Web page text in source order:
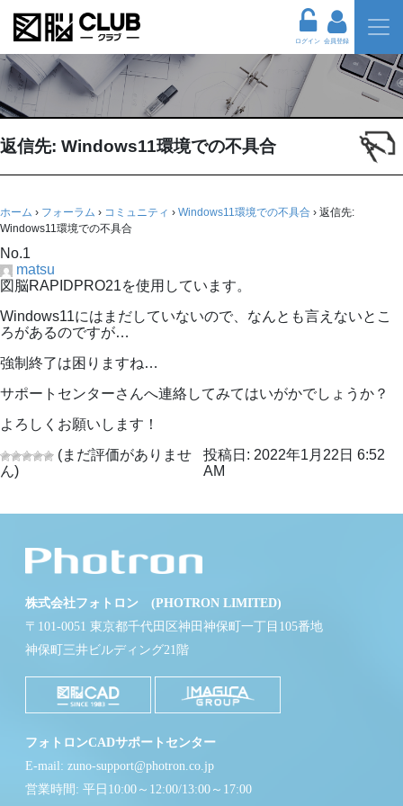
ログイン 会員登録
返信先: Windows11環境での不具合
ホーム › フォーラム › コミュニティ › Windows11環境での不具合 › 返信先:
Windows11環境での不具合
No.1
matsu
図脳RAPIDPRO21を使用しています。
Windows11にはまだしていないので、なんとも言えないとこ
ろがあるのですが…
強制終了は困りますね…
サポートセンターさんへ連絡してみてはいがかでしょうか？
よろしくお願いします！
(まだ評価がありませ
ん)
投稿日: 2022年1月22日 6:52
AM
株式会社フォトロン (PHOTRON LIMITED)
〒101-0051 東京都千代田区神田神保町一丁目105番地
神保町三井ビルディング21階
フォトロンCADサポートセンター
E-mail: zuno-support@photron.co.jp
営業時間: 平日10:00～12:00/13:00～17:00